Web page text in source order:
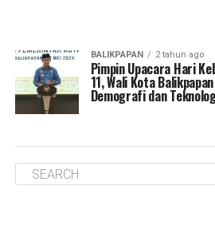
BALIKPAPAN 2 tahun ago
Pimpin Upacara Hari
11, Wali Kota
Demografi dan